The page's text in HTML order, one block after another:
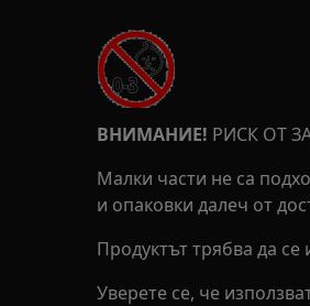
ВНИМАНИЕ! РИСК ОТ
Малки части не са
и опаковки далеч от
Продуктът трябва да
Уверете се, че